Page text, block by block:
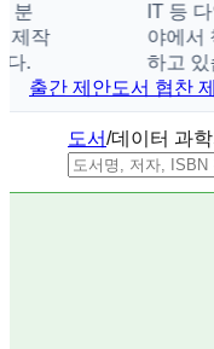
작
.
IT 등 다
야에서
하고 있
출간 제안도서 협찬
도서/데이터 과